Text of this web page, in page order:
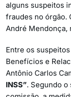
alguns suspeitos
fraudes no órgão.
André Mendonça,
Entre os
Benefícios e
Antônio Carlos
INSS”. Segundo o